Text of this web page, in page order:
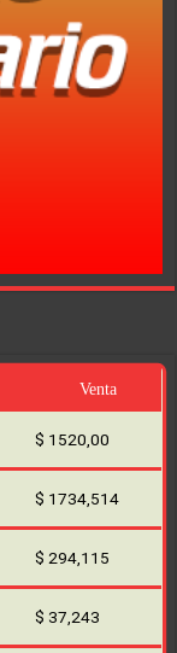
Venta
$ 1520,00
$ 1734,514
$ 294,115
$ 37,243